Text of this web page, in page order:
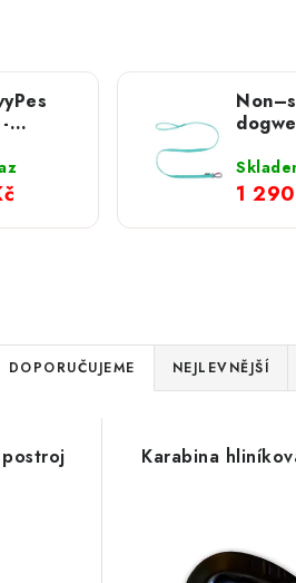
1
ŘDOPORUČUJEME NEJLEVNĚJŠÍ
Karabina